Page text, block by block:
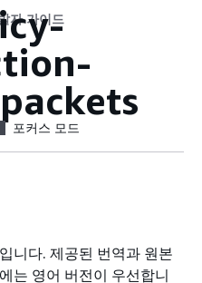
자 가이드
포커스 모드
니다. 제공된 번역과 원본
는 영어 버전이 우선합니